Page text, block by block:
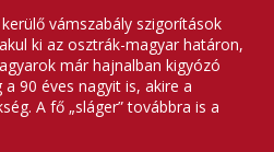
vámszabály szigorítások
ki az osztrák-magyar határon,
már hajnalban kigyózó
90 éves nagyit is, akire a
A fő „sláger” továbbra is a